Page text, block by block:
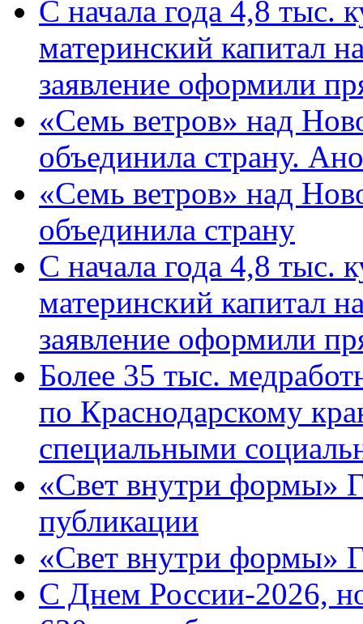
С начала года 4,8 тыс.
материнский капитал
заявление оформили
«Семь ветров» над
объединила страну.
«Семь ветров» над
объединила страну
С начала года 4,8 тыс.
материнский капитал
заявление оформили
Более 35 тыс.
по Краснодарскому
специальными
«Свет внутри формы»
публикации
«Свет внутри формы»
C Днем России-2026,